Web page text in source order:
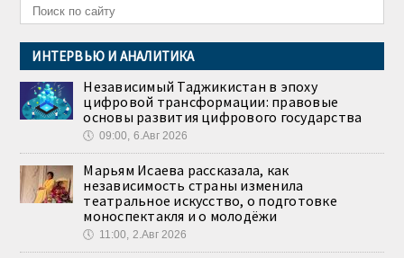
ИНТЕРВЬЮ И АНАЛИТИКА
Независимый Таджикистан в эпоху
цифровой трансформации: правовые
основы развития цифрового государства
🕔 09:00, 6.Авг 2026
Марьям Исаева рассказала, как
независимость страны изменила
театральное искусство, о подготовке
моноспектакля и о молодёжи
🕔 11:00, 2.Авг 2026